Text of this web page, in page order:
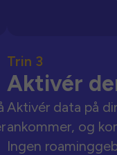
Trin 3
Aktivér
Aktivér data på
ankommer, og
Ingen